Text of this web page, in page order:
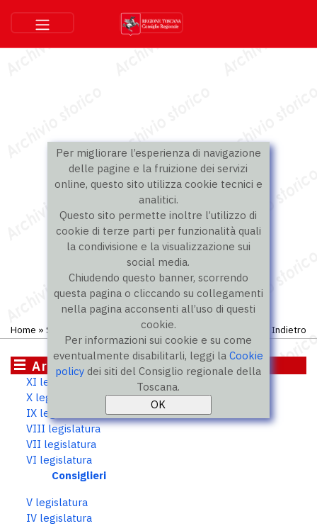
Per migliorare l’esperienza di navigazione
delle pagine e la fruizione dei servizi
online, questo sito utilizza cookie tecnici e
analitici.
Questo sito permette inoltre l’utilizzo di
cookie di terze parti per funzionalità quali
la condivisione e la visualizzazione sui
social media.
Chiudendo questo banner, scorrendo
questa pagina o cliccando su collegamenti
nella pagina acconsenti all’uso di questi
cookie.
Per informazioni sui cookie e su come
eventualmente disabilitarli, leggi laCookie
policy dei siti del Consiglio regionale della
Toscana.
Home » Storico VI legislatura»Consiglieri Indietro
Archivio storico
XI legislatura
X legislatura
IX legislatura
VIII legislatura
VII legislatura
VI legislatura
Consiglieri
V legislatura
IV legislatura